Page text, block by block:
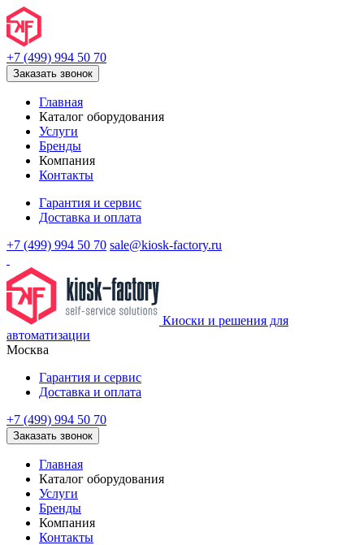
+7 (499) 994 50 70
Заказать звонок
Главная
Каталог оборудования
Услуги
Бренды
Компания
Контакты
Гарантия и сервис
Доставка и оплата
+7 (499) 994 50 70 sale@kiosk-factory.ru
Киоски и решения для
автоматизации
Москва
Гарантия и сервис
Доставка и оплата
+7 (499) 994 50 70
Заказать звонок
Главная
Каталог оборудования
Услуги
Бренды
Компания
Контакты